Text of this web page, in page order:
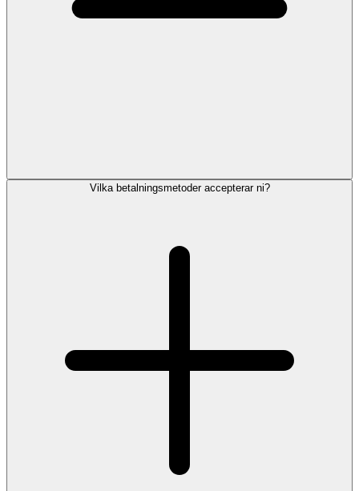
Vilka betalningsmetoder accepterar ni?